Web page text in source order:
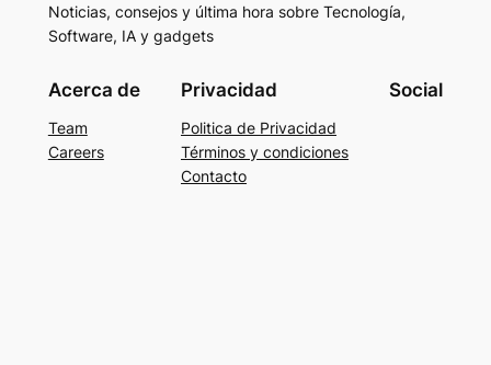
Noticias, consejos y última hora sobre Tecnología,
Software, IA y gadgets
Acerca de
Team
Careers
Privacidad
Politica de Privacidad
Términos y condiciones
Contacto
Social